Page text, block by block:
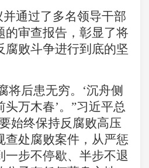
通过了多名领导干部
的审查报告，彰显了将
腐败斗争进行到底的坚
将后患无穷。‘沉舟侧
万木春’。”习近平总
始终保持反腐败高压
查处腐败案件，从严惩
一步不停歇、半步不退